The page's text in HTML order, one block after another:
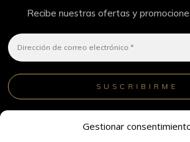
Gestionar
Recibe nuestras ofertas y
para obtener más